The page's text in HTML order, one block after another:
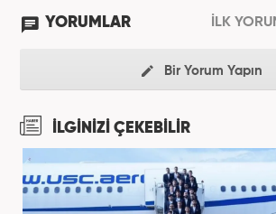
YORUMLAR İLK
Bir Yorum Yapın
İLGİNİZİ ÇEKEBİLİR